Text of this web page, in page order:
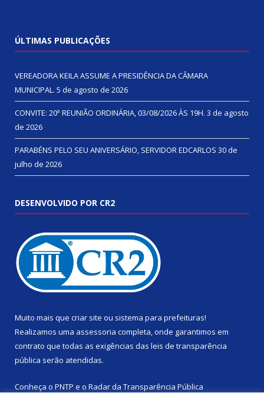
ÚLTIMAS PUBLICAÇÕES
VEREADORA KEILA ASSUME A PRESIDÊNCIA DA CÂMARA
MUNICIPAL. 5 de agosto de 2026
CONVITE: 20ª REUNIÃO ORDINÁRIA, 03/08/2026 ÀS 19H. 3 de agosto
de 2026
PARABÉNS PELO SEU ANIVERSÁRIO, SERVIDOR EDCARLOS 30 de
julho de 2026
DESENVOLVIDO POR CR2
Muito mais que criar site ou sistema para prefeituras!
Realizamos uma assessoria completa, onde garantimos em
contrato que todas as exigências das leis de transparência
pública serão atendidas.
Conheça o PNTP e o Radar da Transparência Pública